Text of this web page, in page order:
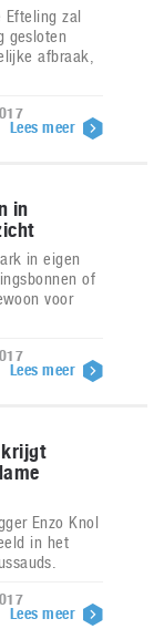
Efteling zal
gesloten
afbraak,
Lees meer
in
in eigen
of
voor
Lees meer
krijgt
Enzo Knol
in het
Lees meer